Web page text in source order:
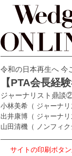
令和の日本再生へ 今
【PTA会長経
ジャーナリスト鼎談
小林美希 （ ジャーナリ
出井康博 （ ジャーナリ
山田清機 （ ノンフィ
サイトの印刷ボタ